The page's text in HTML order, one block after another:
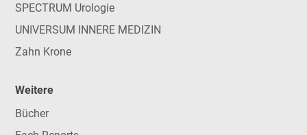
SPECTRUM Urologie
UNIVERSUM INNERE MEDIZIN
Zahn Krone
Weitere
Bücher